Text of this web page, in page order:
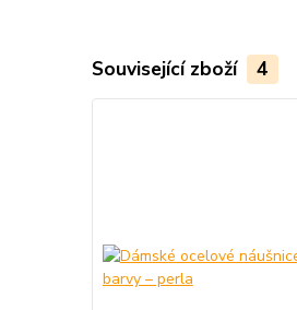
Související zboží 4